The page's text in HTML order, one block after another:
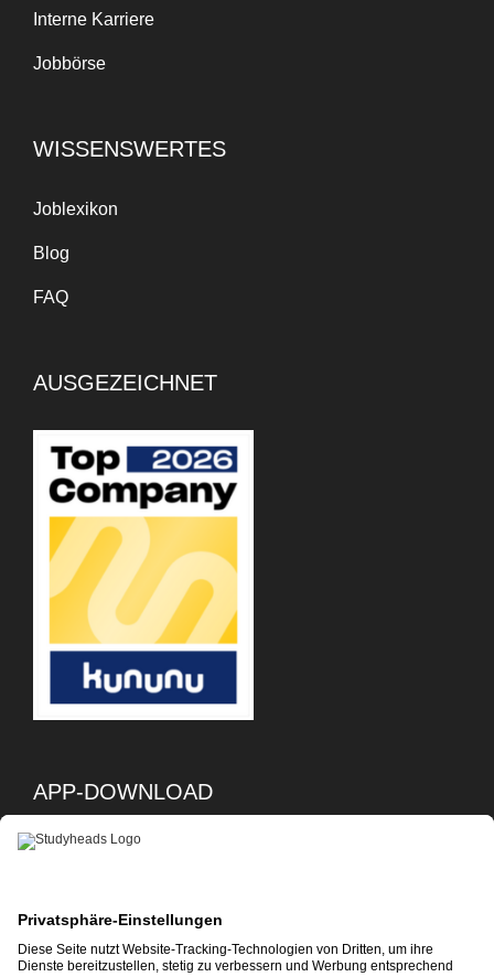
Interne Karriere
Jobbörse
WISSENSWERTES
Joblexikon
Blog
FAQ
AUSGEZEICHNET
APP-DOWNLOAD